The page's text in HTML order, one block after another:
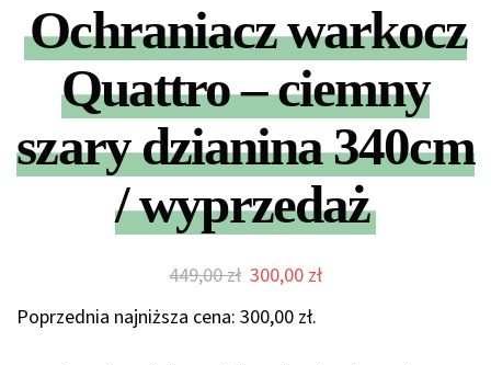
Ochraniacz warkocz
Quattro – ciemny
szary dzianina 340cm
/ wyprzedaż
449,00zł Pierwotna
cena
300,00 złAktualna
Poprzednia najniższa cena: 300,00 zł.